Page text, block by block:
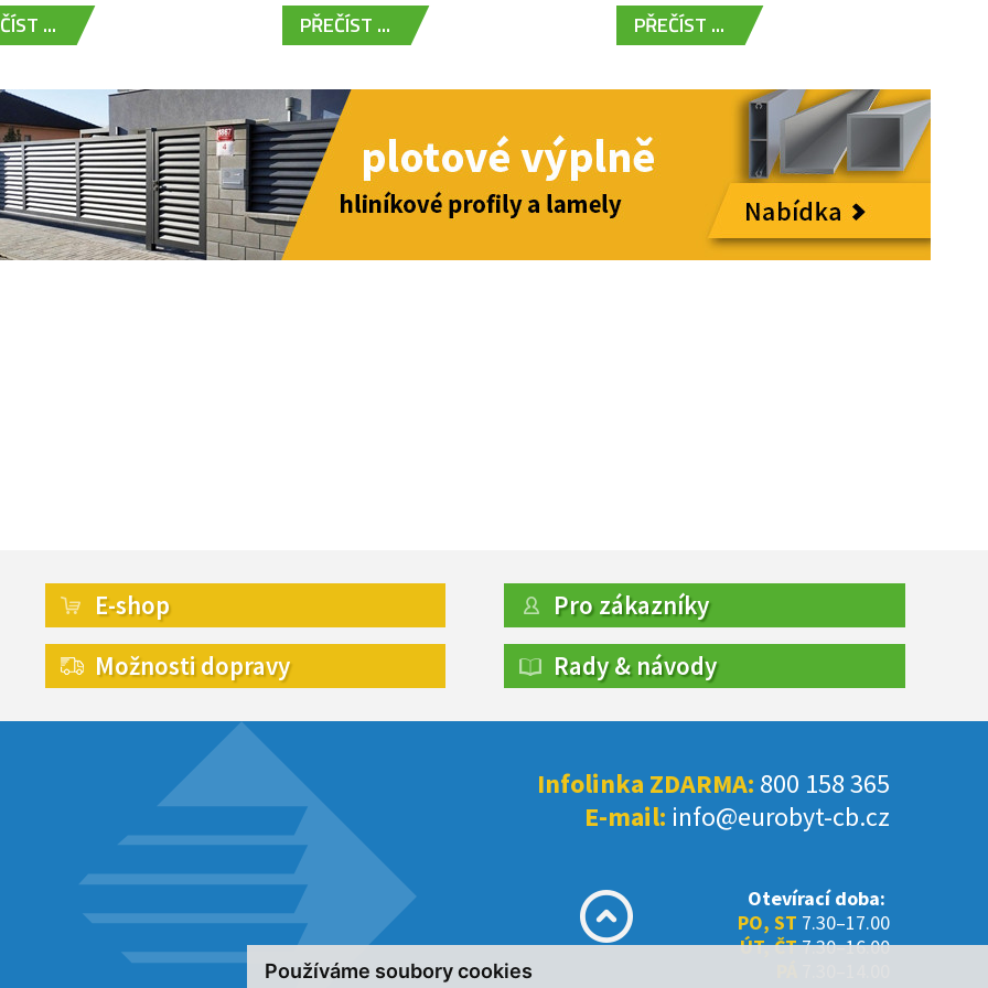
Používáme soubory cookies
... PŘEČÍST ... PŘEČÍST ...
E-shop
Možnosti dopravy
Pro zákazníky
Rady & návody
Infolinka ZDARMA: 800 158 365
E-mail: info@eurobyt-cb.cz
Otevírací doba:
PO, ST 7.30–17.00
ÚT, ČT7.30–16.00